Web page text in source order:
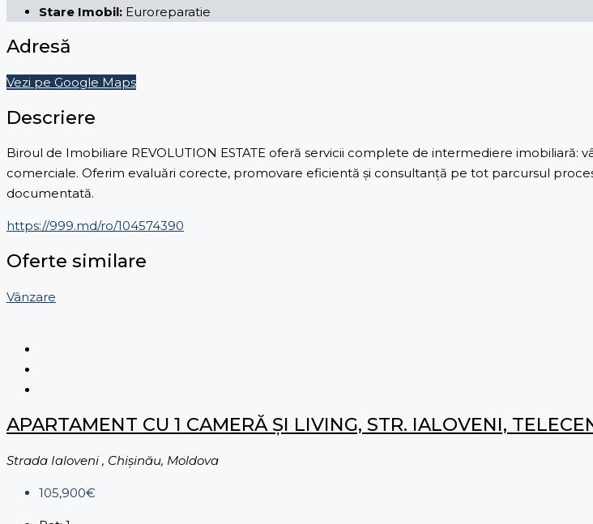
Stare Imobil: Euroreparatie
Adresă
Vezi pe Google Maps
Descriere
Biroul de Imobiliare REVOLUTION ESTATE oferă servicii complete de intermediere imobiliară:
comerciale. Oferim evaluări corecte, promovare eficientă și consultanță pe tot parcursul
documentată.
https://999.md/ro/104574390
Oferte similare
Vânzare
APARTAMENT CU 1 CAMERĂ ȘI LIVING, STR. IALOVENI,
Strada Ialoveni , Chișinău, Moldova
105,900€